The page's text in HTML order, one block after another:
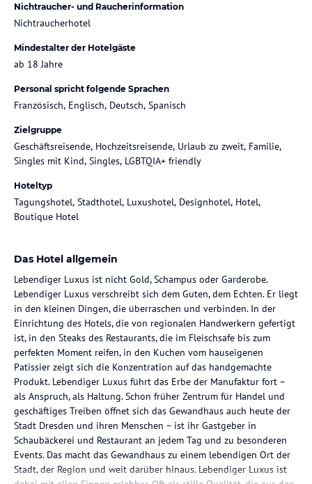
Nichtraucher- und Raucherinformation
Nichtraucherhotel
Mindestalter der Hotelgäste
ab 18 Jahre
Personal spricht folgende Sprachen
Französisch, Englisch, Deutsch, Spanisch
Zielgruppe
Geschäftsreisende, Hochzeitsreisende, Urlaub zu zweit, Familie,
Singles mit Kind, Singles, LGBTQIA+ friendly
Hoteltyp
Tagungshotel, Stadthotel, Luxushotel, Designhotel, Hotel,
Boutique Hotel
Das Hotel allgemein
Lebendiger Luxus ist nicht Gold, Schampus oder Garderobe.
Lebendiger Luxus verschreibt sich dem Guten, dem Echten. Er liegt
in den kleinen Dingen, die überraschen und verbinden. In der
Einrichtung des Hotels, die von regionalen Handwerkern gefertigt
ist, in den Steaks des Restaurants, die im Fleischsafe bis zum
perfekten Moment reifen, in den Kuchen vom hauseigenen
Patissier zeigt sich die Konzentration auf das handgemachte
Produkt. Lebendiger Luxus führt das Erbe der Manufaktur fort –
als Anspruch, als Haltung. Schon früher Zentrum für Handel und
geschäftiges Treiben öffnet sich das Gewandhaus auch heute der
Stadt Dresden und ihren Menschen – ist ihr Gastgeber in
Schaubäckerei und Restaurant an jedem Tag und zu besonderen
Events. Das macht das Gewandhaus zu einem lebendigen Ort der
Stadt, der Region und weit darüber hinaus. Lebendiger Luxus ist